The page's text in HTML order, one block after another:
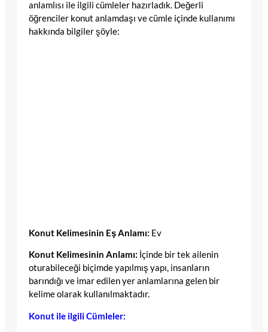
anlamlısı ile ilgili cümleler hazırladık. Değerli
öğrenciler konut anlamdaşı ve cümle içinde kullanımı
hakkında bilgiler şöyle:
Konut Kelimesinin Eş Anlamı: Ev
Konut Kelimesinin Anlamı: İçinde bir tek ailenin
oturabileceği biçimde yapılmış yapı, insanların
barındığı ve imar edilen yer anlamlarına gelen bir
kelime olarak kullanılmaktadır.
Konut ile ilgili Cümleler: